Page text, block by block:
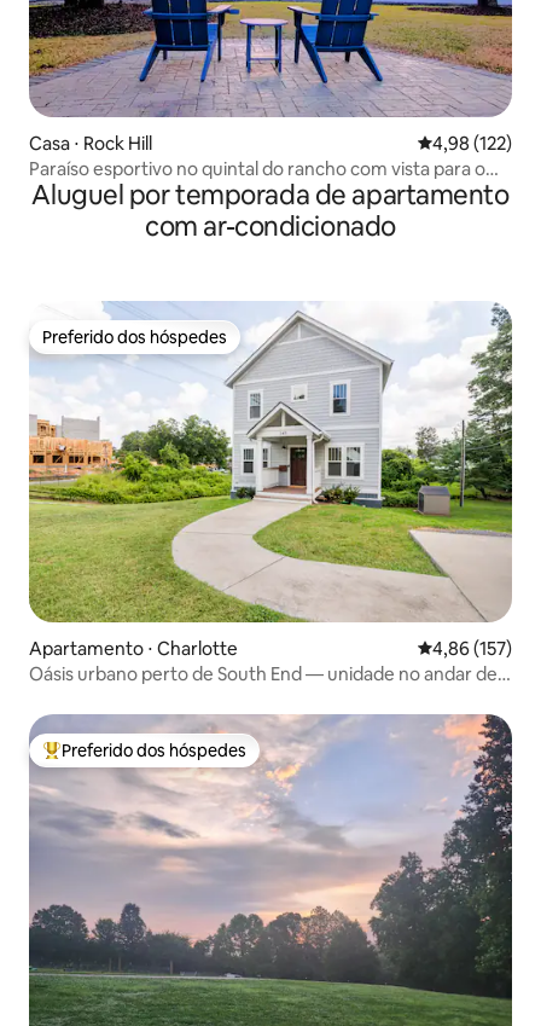
Casa ⋅ Rock Hill 4,98 de uma
4,98 (122)
Paraíso esportivo no quintal do rancho com vista para o
lago
Aluguel por temporada de apartamento
com ar-condicionado
Preferido dos hóspedes
Preferido dos hóspedes
Apartamento ⋅ Charlotte 4,86 de uma
4,86 (157)
Oásis urbano perto de South End — unidade no andar de
Entre os melhores preferidos dos hóspedes
Preferido dos hóspedes